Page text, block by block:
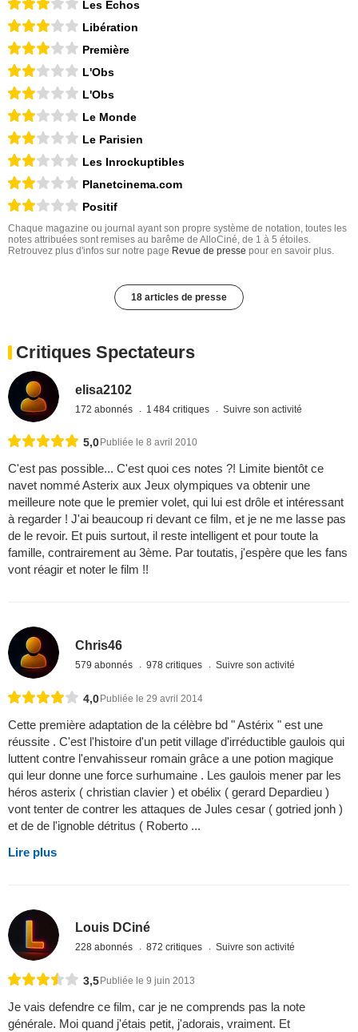
Les Echos
Libération
Première
L'Obs
L'Obs
Le Monde
Le Parisien
Les Inrockuptibles
Planetcinema.com
Positif
Chaque magazine ou journal ayant son propre système de notation, toutes les
notes attribuées sont remises au barême de AlloCiné, de 1 à 5 étoiles.
Retrouvez plus d'infos sur notre page Revue de presse pour en savoir plus.
18 articles de presse
Critiques Spectateurs
elisa2102
172 abonnés 1 484 critiques Suivre son activité
5,0 Publiée le 8 avril 2010
C'est pas possible... C'est quoi ces notes ?! Limite bientôt ce
navet nommé Asterix aux Jeux olympiques va obtenir une
meilleure note que le premier volet, qui lui est drôle et intéressant
à regarder ! J'ai beaucoup ri devant ce film, et je ne me lasse pas
de le revoir. Et puis surtout, il reste intelligent et pour toute la
famille, contrairement au 3ème. Par toutatis, j'espère que les fans
vont réagir et noter le film !!
Chris46
579 abonnés 978 critiques Suivre son activité
4,0Publiée le 29 avril 2014
Cette première adaptation de la célèbre bd " Astérix " est une
réussite . C'est l'histoire d'un petit village d'irréductible gaulois qui
luttent contre l'envahisseur romain grâce a une potion magique
qui leur donne une force surhumaine . Les gaulois mener par les
héros asterix ( christian clavier ) et obélix ( gerard Depardieu )
vont tenter de contrer les attaques de Jules cesar ( gotried jonh )
et de de l'ignoble détritus ( Roberto ...
Lire plus
Louis DCiné
228 abonnés 872 critiques Suivre son activité
3,5 Publiée le 9 juin 2013
Je vais defendre ce film, car je ne comprends pas la note
générale. Moi quand j'étais petit, j'adorais, vraiment. Et